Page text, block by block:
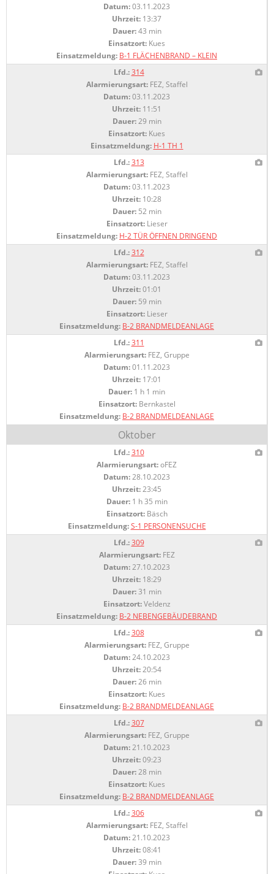
Datum:03.11.2023
Uhrzeit: 13:37
Dauer:43 min
Einsatzort: Kues
Einsatzmeldung: B-1 FLÄCHENBRAND – KLEIN
Lfd.: 314
Alarmierungsart:FEZ, Staffel
Datum:03.11.2023
Uhrzeit: 11:51
Dauer:29 min
Einsatzort: Kues
Einsatzmeldung: H-1 TH 1
Lfd.: 313
Alarmierungsart:FEZ, Staffel
Datum:03.11.2023
Uhrzeit: 10:28
Dauer:52 min
Einsatzort:Lieser
Einsatzmeldung: H-2 TÜR ÖFFNEN DRINGEND
Lfd.: 312
Alarmierungsart:FEZ, Staffel
Datum:03.11.2023
Uhrzeit:01:01
Dauer:59 min
Einsatzort:Lieser
Einsatzmeldung: B-2 BRANDMELDEANLAGE
Lfd.: 311
Alarmierungsart:FEZ, Gruppe
Datum:01.11.2023
Uhrzeit: 17:01
Dauer: 1 h 1 min
Einsatzort:Bernkastel
Einsatzmeldung: B-2 BRANDMELDEANLAGE
Oktober
Lfd.: 310
Alarmierungsart:oFEZ
Datum:28.10.2023
Uhrzeit:23:45
Dauer:1 h 35 min
Einsatzort:Bäsch
Einsatzmeldung: S-1 PERSONENSUCHE
Lfd.: 309
Alarmierungsart:FEZ
Datum:27.10.2023
Uhrzeit: 18:29
Dauer:31 min
Einsatzort:Veldenz
Einsatzmeldung: B-2 NEBENGEBÄUDEBRAND
Lfd.: 308
Alarmierungsart:FEZ, Gruppe
Datum:24.10.2023
Uhrzeit:20:54
Dauer:26 min
Einsatzort: Kues
Einsatzmeldung: B-2 BRANDMELDEANLAGE
Lfd.: 307
Alarmierungsart:FEZ, Gruppe
Datum:21.10.2023
Uhrzeit:09:23
Dauer:28 min
Einsatzort: Kues
Einsatzmeldung: B-2 BRANDMELDEANLAGE
Lfd.: 306
Alarmierungsart:FEZ, Staffel
Datum:21.10.2023
Uhrzeit:08:41
Dauer:39 min